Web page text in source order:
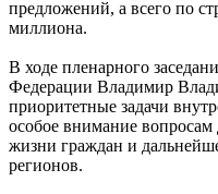
предложений, а всего по
миллиона.
В ходе пленарного
Федерации Владимир
приоритетные задачи
особое внимание
жизни граждан и
регионов.